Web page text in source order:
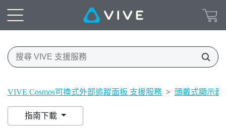
VIVE Cosmos可換式外部追蹤面板 支援服務 > 頭戴式顯示器
指南下載